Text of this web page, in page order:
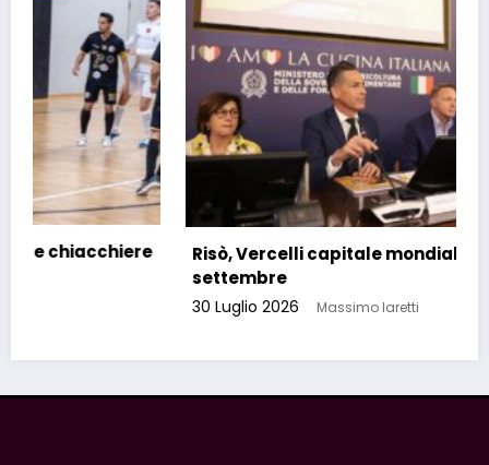
Risò, Vercelli capitale mondiale del riso a
Massimo Iaretti